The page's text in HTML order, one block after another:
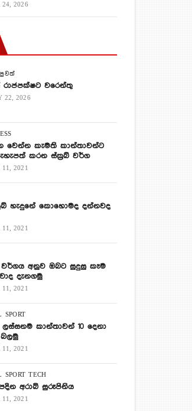
24, 2026
රාජපක්ෂට වරෙන්තු
22, 2026
වෙන්න කැමති කාන්තාවන්ට
කරන ස්ක්‍රබ් වර්ග
11, 2021
හැදුනේ කොහොමද දන්නවද
11, 2021
අනුව ඔබට සුදුසු කෑම
දැනගමු
11, 2021
SPORT
කාන්තාවන් 10 දෙනා
11, 2021
SPORT TECH
අරාබි සුරූපිනිය
11, 2021